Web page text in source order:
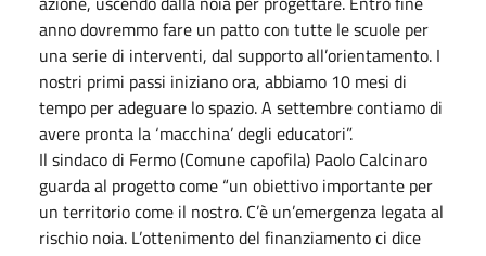
anno dovremmo fare un patto con tutte le scuole per
una serie di interventi, dal supporto all’orientamento. I
nostri primi passi iniziano ora, abbiamo 10 mesi di
tempo per adeguare lo spazio. A settembre contiamo di
avere pronta la ‘macchina’ degli educatori”.
Il sindaco di Fermo (Comune capofila) Paolo Calcinaro
guarda al progetto come “un obiettivo importante per
un territorio come il nostro. C’è un’emergenza legata al
rischio noia. L’ottenimento del finanziamento ci dice